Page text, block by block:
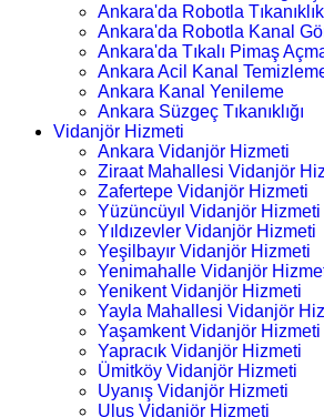
Ankara'da Robotla
Ankara'da Robotla Kanal
Ankara'da Tıkalı Pimaş
Ankara Acil Kanal
Ankara Kanal Yenileme
Ankara Süzgeç Tıkanıklığı
Vidanjör Hizmeti
Ankara Vidanjör Hizmeti
Ziraat Mahallesi Vidanjör
Zafertepe Vidanjör Hizmeti
Yüzüncüyıl Vidanjör Hizmeti
Yıldızevler Vidanjör Hizmeti
Yeşilbayır Vidanjör Hizmeti
Yenimahalle Vidanjör
Yenikent Vidanjör Hizmeti
Yayla Mahallesi Vidanjör
Yaşamkent Vidanjör Hizmeti
Yapracık Vidanjör Hizmeti
Ümitköy Vidanjör Hizmeti
Uyanış Vidanjör Hizmeti
Ulus Vidanjör Hizmeti